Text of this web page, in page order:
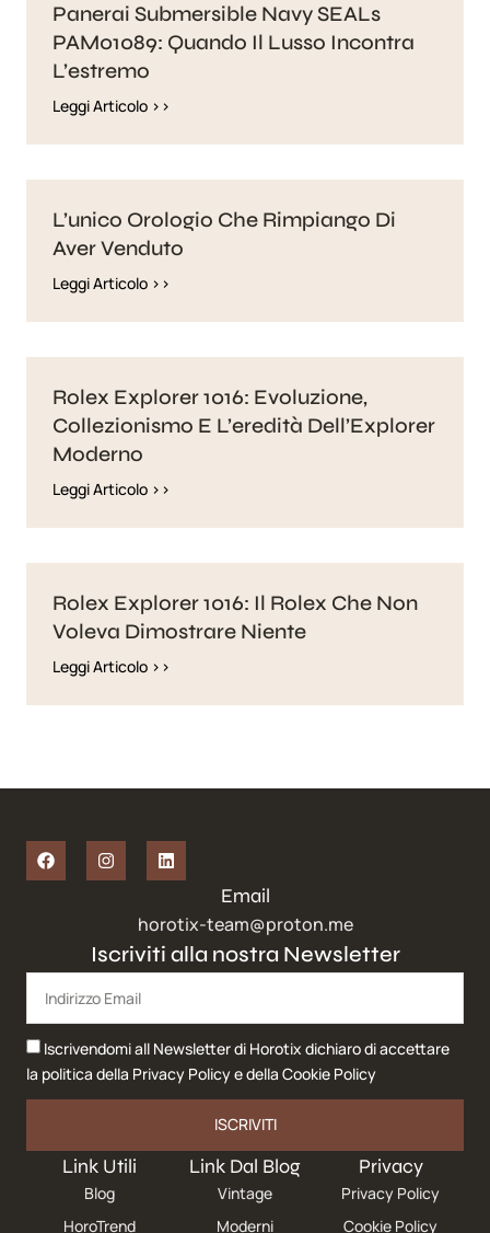
Panerai Submersible Navy SEALs
PAM01089: Quando Il Lusso Incontra
L’estremo
Leggi Articolo >>
L’unico Orologio Che Rimpiango Di
Aver Venduto
Leggi Articolo >>
Rolex Explorer 1016: Evoluzione,
Collezionismo E L’eredità Dell’Explorer
Moderno
Leggi Articolo >>
Rolex Explorer 1016: Il Rolex Che Non
Voleva Dimostrare Niente
Leggi Articolo >>
Link Utili
Blog
HoroTrend
Link Dal Blog
Vintage
Moderni
Privacy
Privacy Policy
Cookie Policy
Iscriviti alla nostra Newsletter
Iscrivendomi all Newsletter di Horotix dichiaro di accettare
la politica della Privacy Policye della Cookie Policy
ISCRIVITI
Email
horotix-team@proton.me